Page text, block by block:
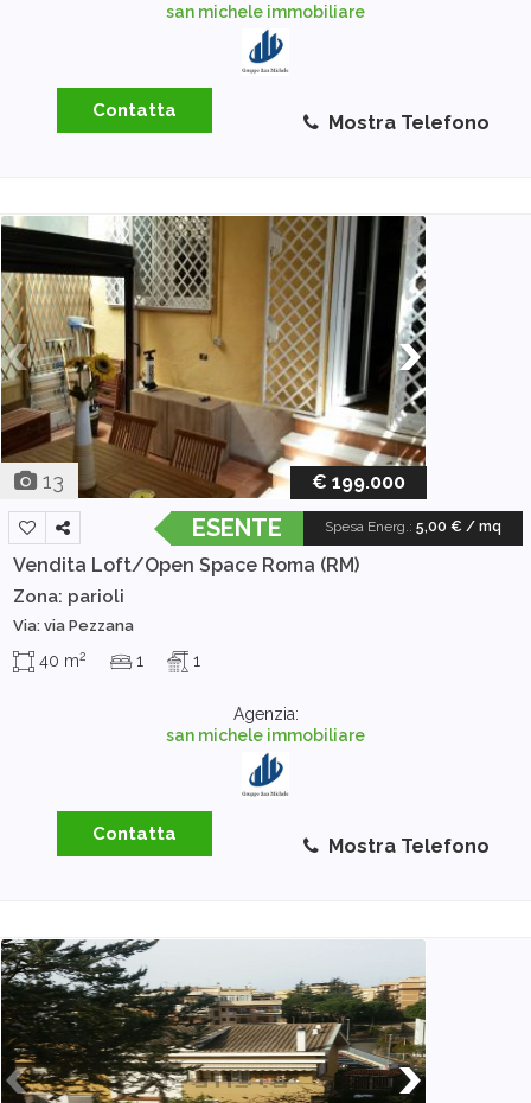
san michele immobiliare
Contatta
Mostra Telefono
13 € 199.000
Spesa Energ.: 5,00 € / mq
ESENTE
Vendita Loft/Open Space Roma (RM)
Zona: parioli
Via: via Pezzana
40 m2 1 1
Agenzia:
san michele immobiliare
Contatta
Mostra Telefono